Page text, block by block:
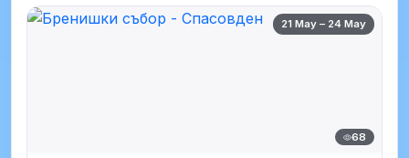
21 May – 24 May
68